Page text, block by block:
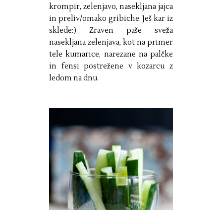
krompir, zelenjavo, nasekljana jajca
in preliv/omako gribiche. Ješ kar iz
sklede:) Zraven paše sveža
nasekljana zelenjava, kot na primer
tele kumarice, narezane na palčke
in fensi postrežene v kozarcu z
ledom na dnu.